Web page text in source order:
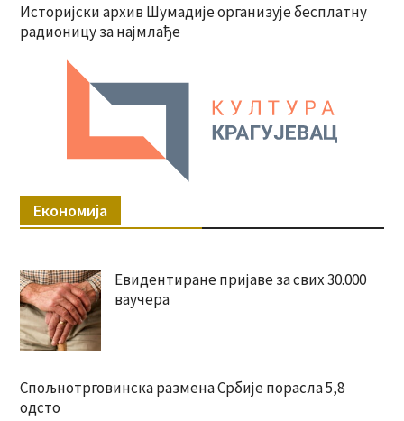
Историјски архив Шумадије организује бесплатну
радионицу за најмлађе
Економија
Евидентиране пријаве за свих 30.000
ваучера
Спољнотрговинска размена Србије порасла 5,8
одсто